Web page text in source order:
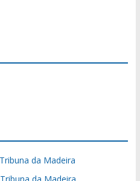
da Madeira